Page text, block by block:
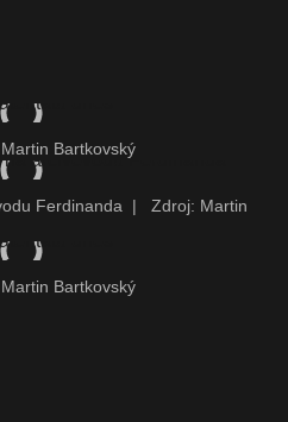
Bartkovský
Ferdinanda |
Zdroj: Martin
Bartkovský